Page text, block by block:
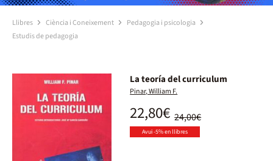
Llibres Ciència i Coneixement
Pedagogia i psicologia
Estudis de pedagogia
La teoría del curriculum
Pinar, William F.
24,00€
22,80€
Avui -5% en llibres